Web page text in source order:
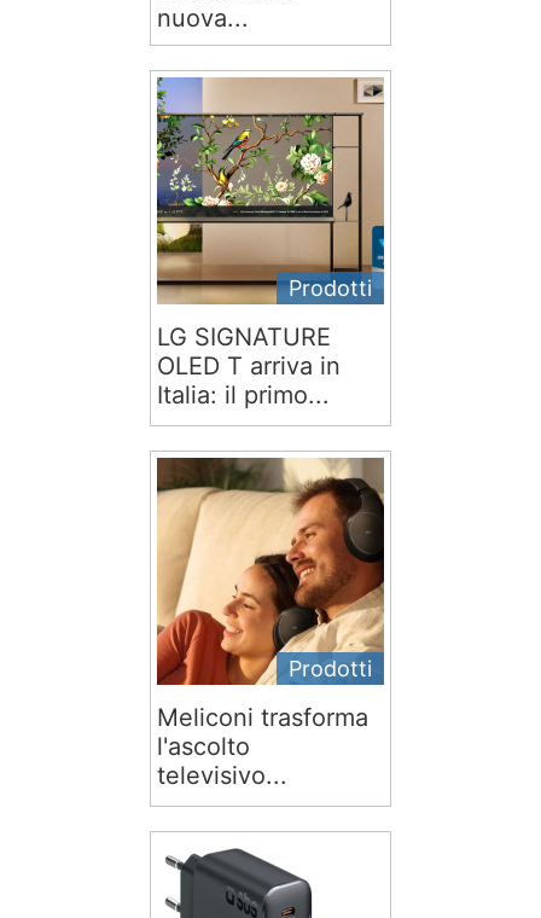
nuova...
Prodotti
LG SIGNATURE
OLED T arriva in
Italia: il primo...
Prodotti
Meliconi trasforma
l'ascolto
televisivo...